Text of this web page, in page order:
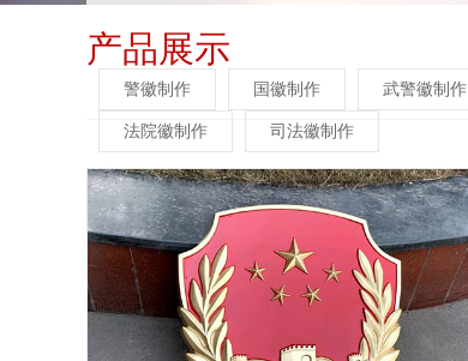
产品展示
警徽制作 国徽制作 武警徽制作
法院徽制作 司法徽制作